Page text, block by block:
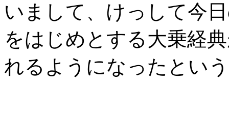
いまして、けっして今
をはじめとする大乗経
れるようになったとい